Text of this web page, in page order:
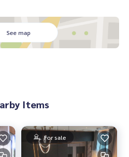
See map
Items
For sale